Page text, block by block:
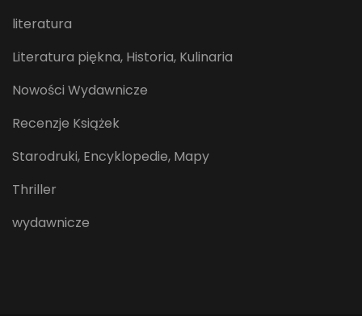
literatura
Literatura piękna, Historia, Kulinaria
Nowości Wydawnicze
Recenzje Książek
Starodruki, Encyklopedie, Mapy
Thriller
wydawnicze